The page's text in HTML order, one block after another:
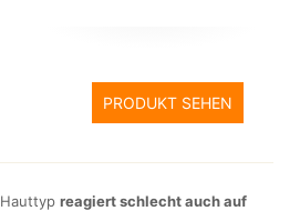
PRODUKT SEHEN
Hauttypreagiert schlecht auch auf